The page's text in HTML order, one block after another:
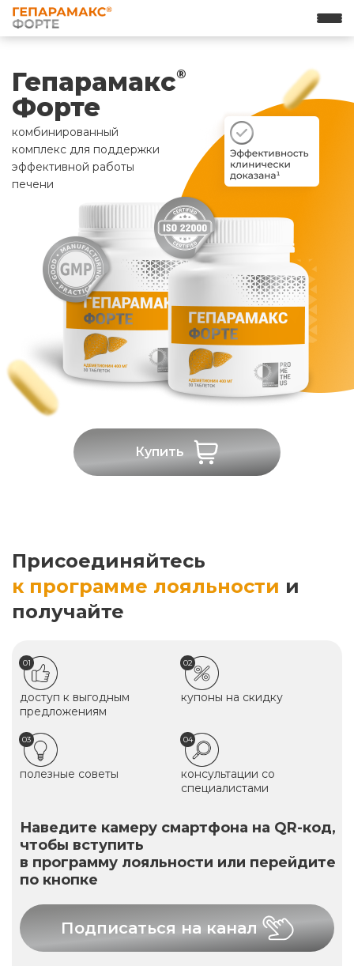
Гепарамакс®
Форте
комбинированный
комплекс для поддержки
эффективной работы
печени
Купить
Присоединяйтесь
к программе лояльности и
получайте
01
доступ к выгодным
предложениям
02
купоны на скидку
03
полезные советы
04
консультации со
специалистами
Наведите камеру смартфона на QR-код,
чтобы вступить
в программу лояльности или перейдите
по кнопке
Подписаться на канал